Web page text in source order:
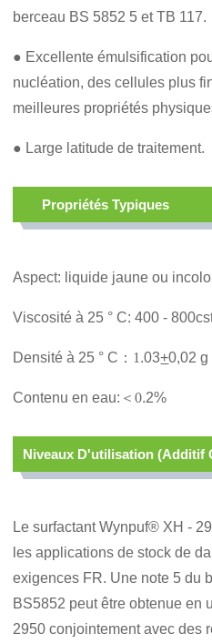
berceau BS 5852 5 et TB 117.
● Excellente émulsification
nucléation, des cellules plus
meilleures propriétés
● Large latitude de traitement.
Propriétés Typiques
Aspect: liquide jaune ou
Viscosité à 25 ° C: 400 -
Densité à 25 ° C ： 1 .03+0,02 g
Contenu en eau: ＜0.2%
Niveaux D'utilisation (additif
Le surfactant Wynpuf® XH -
les applications de stock de
exigences FR. Une note 5 du
BS5852 peut être obtenue en
2950 conjointement avec des